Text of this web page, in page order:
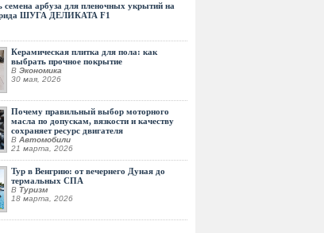
арбуза для пленочных укрытий на
ШУГА ДЕЛИКАТА F1
Керамическая плитка для пола: как
выбрать прочное покрытие
В Экономика
30 мая, 2026
Почему правильный выбор моторного
масла по допускам, вязкости и качеству
сохраняет ресурс двигателя
В Автомобили
21 марта, 2026
Тур в Венгрию: от вечернего Дуная до
термальных СПА
В Туризм
18 марта, 2026